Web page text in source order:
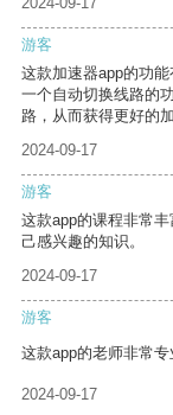
游客
这款加速器app的功
一个自动切换线路的
路，从而获得更好的
2024-09-17
游客
这款app的课程非常
己感兴趣的知识。
2024-09-17
游客
这款app的老师非常
2024-09-17